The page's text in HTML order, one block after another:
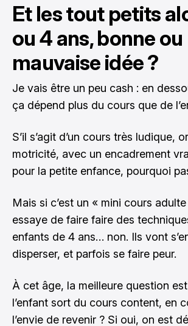
Et les tout petits
ou 4 ans, bonne ou
mauvaise idée ?
Je vais être un peu cash : en
ça dépend plus du cours que de
S’il s’agit d’un cours très ludique,
motricité, avec un encadrement
pour la petite enfance, pourquoi
Mais si c’est un « mini cours
essaye de faire faire des
enfants de 4 ans… non. Ils vont
disperser, et parfois se faire peur.
À cet âge, la meilleure question
l’enfant sort du cours content, en
l’envie de revenir ? Si oui, on est